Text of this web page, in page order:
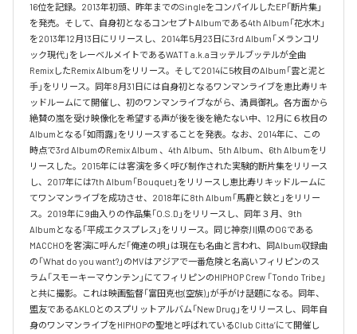
16位を記録。2013年初頭、昨年までのSingleをコンパイルしたEP「断片集」
を発売。そして、自身初となるコンセプトAlbumである4th Album「花水木」
を2013年12月13日にリリースし、2014年5月23日に3rd Album「メランコリ
ック現代」をレーベルメイトであるWATT a.k.aヨッテルブッテルが全曲
RemixしたRemix Albumをリリース。そして2014に5枚目のAlbum「雲と泥と
手」をリリース。同年8月31日には自身初となるワンマンライブを恵比寿リキ
ッドルームにて開催し、初のワンマンライブながら、満員御礼。各方面から
絶賛の嵐を受け映像化を希望する声が後を後を絶たない中、12月に６枚目の
Albumとなる「如雨露」をリリースすることを発表。なお、2014年に、この
時点で3rd AlbumのRemix Album 、4th Album、5th Album、6th Albumをリ
リースした。2015年には客演を多く呼び制作された実験的断片集をリリース
し、2017年には7th Album「Bouquet」をリリースし恵比寿リキッドルームに
てワンマンライブを成功させ、2018年に8th Album「馬鹿と鋏と」をリリー
ス。2019年に9曲入りの作品集「O.S.D」をリリースし、同年３月、9th
Albumとなる「平成エクスプレス」をリリース。同じ神奈川県のOGである
MACCHOを客演に呼んだ「俺達の唄」は現在も名曲と言われ、同Album収録曲
の「What do you want?」のMVはアジアで一番危険と名高いフィリピンのス
ラム「スモーキーマウンテン」にてフィリピンのHIPHOP Crew 「Tondo Tribe」
と共に撮影。これは映画監督「富田克也(空族)」が手がけ話題になる。同年、
盟友であるAKLOとのスプリットアルバム「New Drug」をリリースし、同年自
身のワンマンライブをHIPHOPの聖地と呼ばれているClub Citta’にて開催し